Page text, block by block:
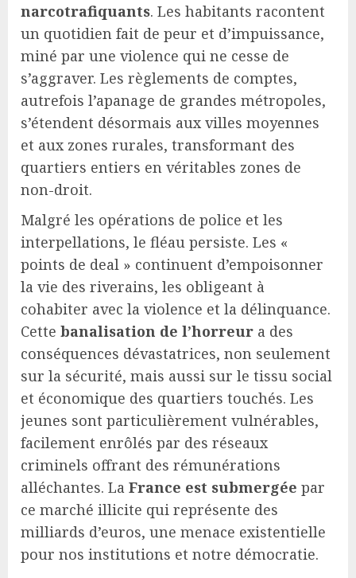
narcotrafiquants. Les habitants racontent
un quotidien fait de peur et d’impuissance,
miné par une violence qui ne cesse de
s’aggraver. Les règlements de comptes,
autrefois l’apanage de grandes métropoles,
s’étendent désormais aux villes moyennes
et aux zones rurales, transformant des
quartiers entiers en véritables zones de
non-droit.
Malgré les opérations de police et les
interpellations, le fléau persiste. Les «
points de deal » continuent d’empoisonner
la vie des riverains, les obligeant à
cohabiter avec la violence et la délinquance.
Cette banalisation de l’horreur a des
conséquences dévastatrices, non seulement
sur la sécurité, mais aussi sur le tissu social
et économique des quartiers touchés. Les
jeunes sont particulièrement vulnérables,
facilement enrôlés par des réseaux
criminels offrant des rémunérations
alléchantes. La France est submergée par
ce marché illicite qui représente des
milliards d’euros, une menace existentielle
pour nos institutions et notre démocratie.